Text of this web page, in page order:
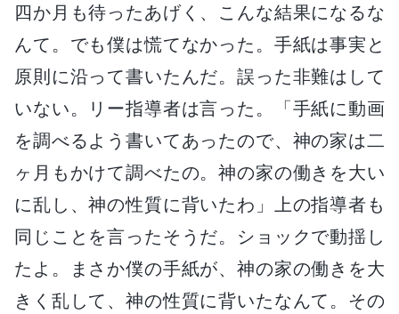
四か月も待ったあげく、こんな結果になるな
んて。でも僕は慌てなかった。手紙は事実と
原則に沿って書いたんだ。誤った非難はして
いない。リー指導者は言った。「手紙に動画
を調べるよう書いてあったので、神の家は二
ヶ月もかけて調べたの。神の家の働きを大い
に乱し、神の性質に背いたわ」上の指導者も
同じことを言ったそうだ。ショックで動揺し
たよ。まさか僕の手紙が、神の家の働きを大
きく乱して、神の性質に背いたなんて。その